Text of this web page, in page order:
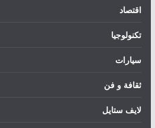
اقتصاد
تكنولوجيا
سيارات
ثقافة و فن
لايف ستايل